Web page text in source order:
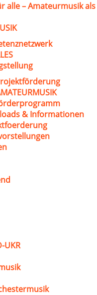
alle – Amateurmusik als
& Informationen
UKR